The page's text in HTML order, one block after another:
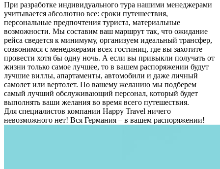
При разработке индивидуального тура нашими менеджерами
учитывается абсолютно все: сроки путешествия,
персональные предпочтения туриста, материальные
возможности. Мы составим ваш маршрут так, что ожидание
рейса сведется к минимуму, организуем идеальный трансфер,
созвонимся с менеджерами всех гостиниц, где вы захотите
провести хотя бы одну ночь. А если вы привыкли получать от
жизни только самое лучшее, то в вашем распоряжении будут
лучшие виллы, апартаменты, автомобили и даже личный
самолет или вертолет. По вашему желанию мы подберем
самый лучший обслуживающий персонал, который будет
выполнять ваши желания во время всего путешествия.
Для специалистов компании Happy Travel ничего
невозможного нет! Вся Германия – в вашем распоряжении!